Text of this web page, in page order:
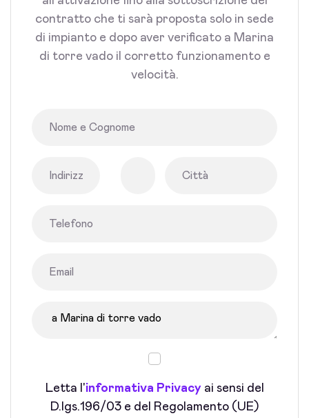
contratto che ti sarà proposta solo in sede
di impianto e dopo aver verificato a Marina
di torre vado il corretto funzionamento e
velocità.
Letta l'informativa Privacyai sensi del
D.lgs.196/03 e del Regolamento (UE)